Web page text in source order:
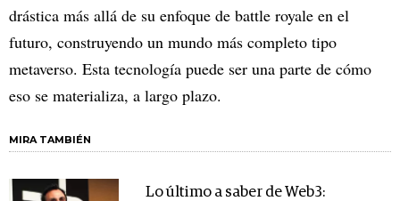
drástica más allá de su enfoque de battle royale en el
futuro, construyendo un mundo más completo tipo
metaverso. Esta tecnología puede ser una parte de cómo
eso se materializa, a largo plazo.
MIRA TAMBIÉN
Lo último a saber de Web3: